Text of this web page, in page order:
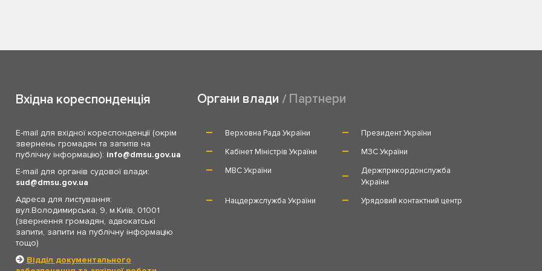
Вхідна кореспонденція
E-mail для вхідної кореспонденції (окрім
звернень громадян та запитів на
публічну інформацію): info
dmsu.gov.ua
E-mail для органів судової влади:
sud
dmsu.gov.ua
Адреса для листування:
вул.Володимирська, 9, м.Київ, 01001
(звернення громадян, адвокатські
запити, запити на публічну інформацію
тощо)
Відділ документального
Органи влади Партнери
Верховна Рада України
Президент України
Кабінет Міністрів України
МЗС України
МВС України
Держприкордонслужба
України
Нацдержслужба України
Урядовий контактний центр